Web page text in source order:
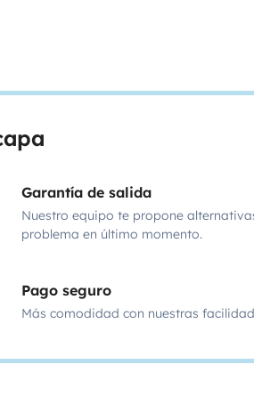
Garantía de salida
Nuestro equipo te propone
problema en último momento.
Pago seguro
Más comodidad con nuestras